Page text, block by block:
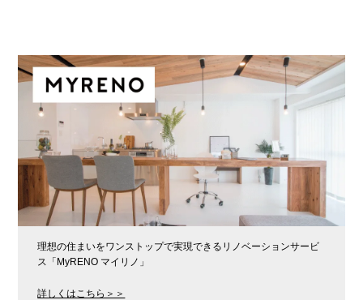
理想の住まいをワンストップで実現できるリノベーションサービ
ス「MyRENO マイリノ」
詳しくはこちら＞＞